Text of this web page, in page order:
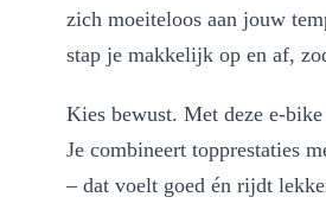
zich moeiteloos aan jouw
stap je makkelijk op en af,
Kies bewust. Met deze e-
Je combineert topprestaties
– dat voelt goed én rijdt